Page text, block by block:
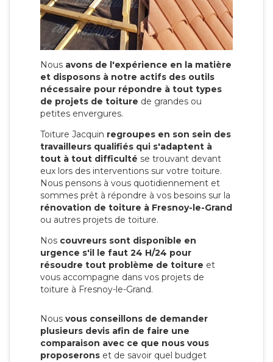
Nous avons de l'expérience en la matière
et disposons à notre actifs des outils
nécessaire pour répondre à tout types
de projets de toiture de grandes ou
petites envergures.
Toiture Jacquin regroupes en son sein des
travailleurs qualifiés qui s'adaptent à
tout à tout difficulté se trouvant devant
eux lors des interventions sur votre toiture.
Nous pensons à vous quotidiennement et
sommes prêt à répondre à vos besoins sur la
rénovation de toiture à Fresnoy-le-Grand
ou autres projets de toiture.
Nos couvreurs sont disponible en
urgence s'il le faut 24 H/24 pour
résoudre tout problème de toiture et
vous accompagne dans vos projets de
toiture à Fresnoy-le-Grand.
Nous vous conseillons de demander
plusieurs devis afin de faire une
comparaison avec ce que nous vous
proposerons et de savoir quel budget